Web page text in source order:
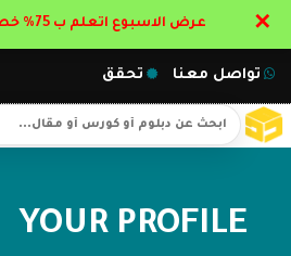
تواصل معنا تحقق
YOUR PROFILE
عرض الاسبوع اتعلم ب 75% خصم : احجز مقعدك الان ✕